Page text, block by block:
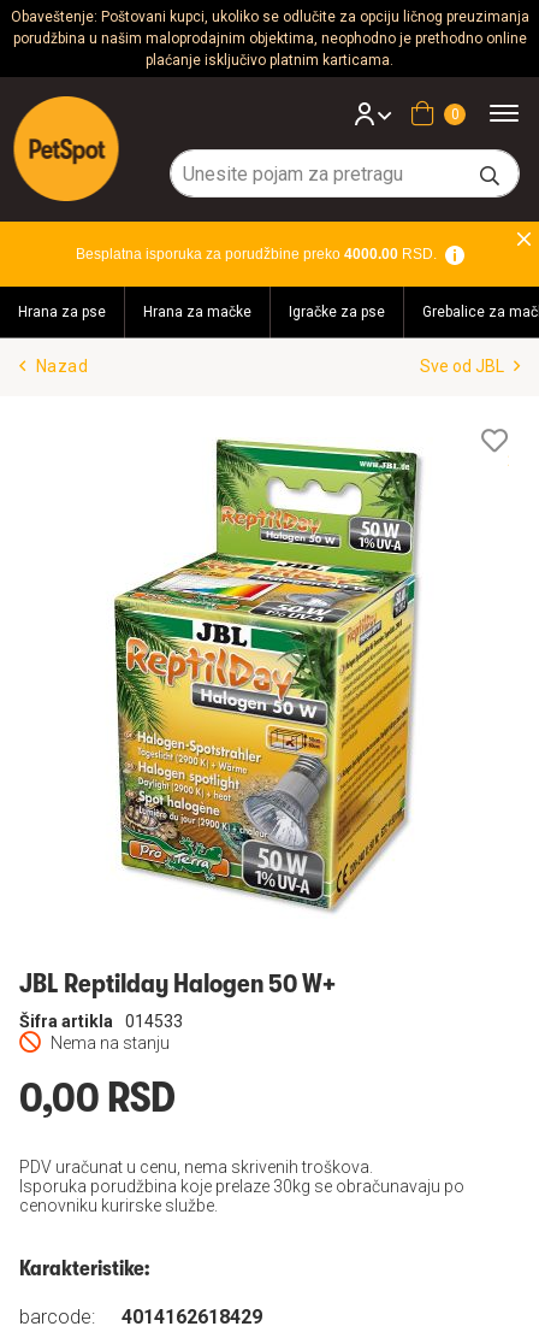
Obaveštenje: Poštovani kupci, ukoliko se odlučite za opciju ličnog preuzimanja
porudžbina u našim maloprodajnim objektima, neophodno je prethodno online
plaćanje isključivo platnim karticama.
Psi
Mačke
Glodari
Akvaristika
Teraristika
Brendovi
Korpa
Besplatna isporuka za porudžbine preko 4000.00RSD.
Hrana za pse Hrana za mačke Igračke za pse Grebalice za
Nazad Sve od JBL
JBL Reptilday Halogen 50 W+
Nema na stanju
Šifra artikla 014533
0,00 RSD
PDV uračunat u cenu, nema skrivenih troškova.
Isporuka porudžbina koje prelaze 30kg se obračunavaju po
cenovniku kurirske službe.
Karakteristike:
barcode:
4014162618429